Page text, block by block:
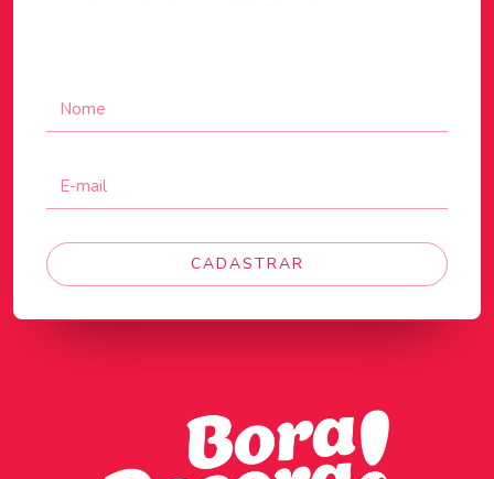
CADASTRAR